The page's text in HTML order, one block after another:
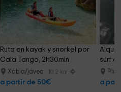
Ruta en kayak y snorkel por
Cala Tango, 2h30min
Xàbia/jávea 10.2 km
a partir de 50€
surf
a